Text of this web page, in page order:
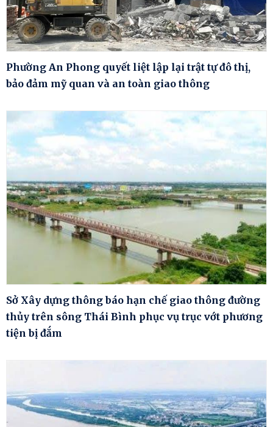
Phường An Phong quyết liệt lập lại trật tự đô thị,
bảo đảm mỹ quan và an toàn giao thông
Sở Xây dựng thông báo hạn chế giao thông đường
thủy trên sông Thái Bình phục vụ trục vớt phương
tiện bị đắm